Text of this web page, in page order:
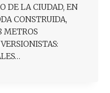
DE LA CIUDAD, EN
CONSTRUIDA,
METROS